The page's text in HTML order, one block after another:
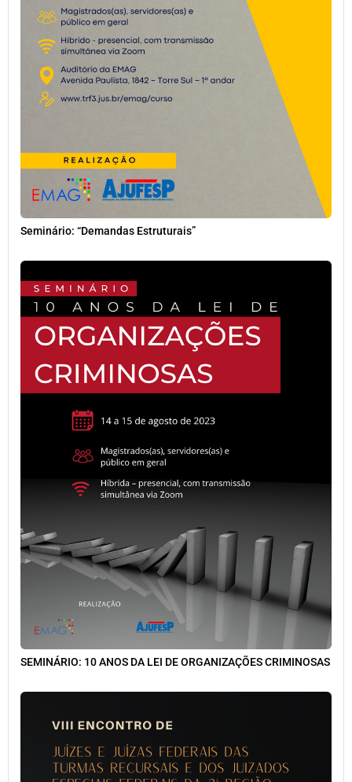
Seminário: “Demandas Estruturais”
SEMINÁRIO: 10 ANOS DA LEI DE ORGANIZAÇÕES CRIMINOSAS